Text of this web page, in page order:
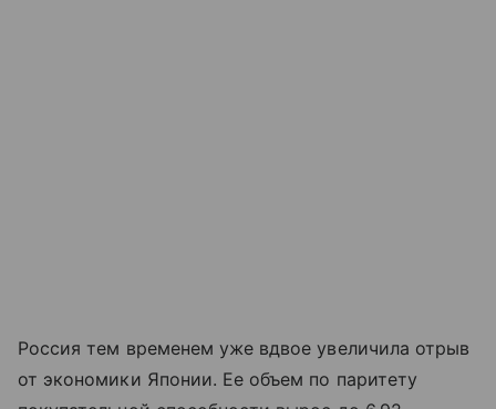
Россия тем временем уже вдвое увеличила отрыв
от экономики Японии. Ее объем по паритету